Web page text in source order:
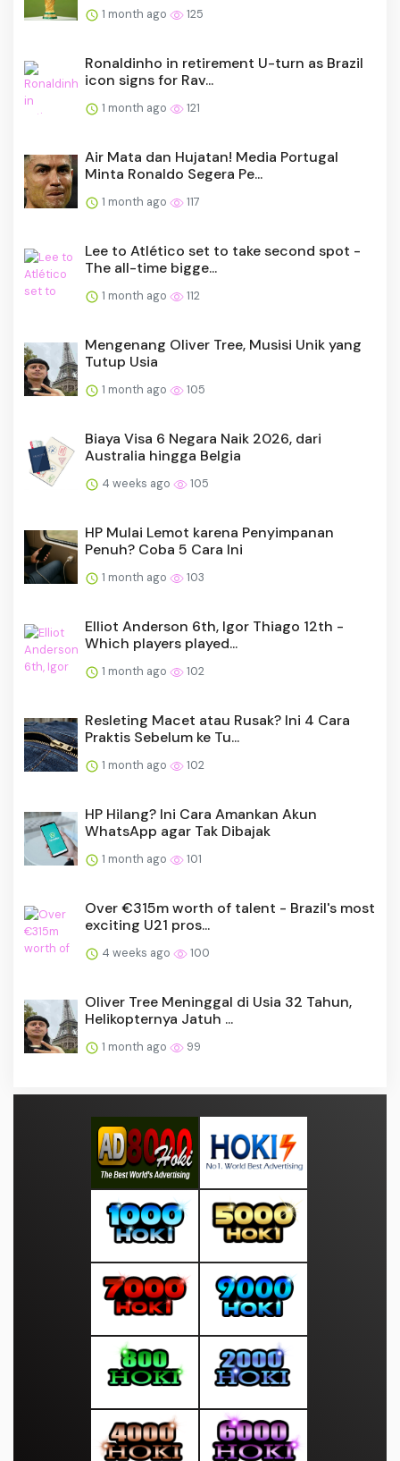
1 month ago 125
Ronaldinho in retirement U-turn as Brazil
icon signs for Rav...
1 month ago 121
Air Mata dan Hujatan! Media Portugal
Minta Ronaldo Segera Pe...
1 month ago 117
Lee to Atlético set to take second spot -
The all-time bigge...
1 month ago 112
Mengenang Oliver Tree, Musisi Unik yang
Tutup Usia
1 month ago 105
Biaya Visa 6 Negara Naik 2026, dari
Australia hingga Belgia
4 weeks ago 105
HP Mulai Lemot karena Penyimpanan
Penuh? Coba 5 Cara Ini
1 month ago 103
Elliot Anderson 6th, Igor Thiago 12th -
Which players played...
1 month ago 102
Resleting Macet atau Rusak? Ini 4 Cara
Praktis Sebelum ke Tu...
1 month ago 102
HP Hilang? Ini Cara Amankan Akun
WhatsApp agar Tak Dibajak
1 month ago 101
Over €315m worth of talent - Brazil's most
exciting U21 pros...
4 weeks ago 100
Oliver Tree Meninggal di Usia 32 Tahun,
Helikopternya Jatuh ...
1 month ago 99